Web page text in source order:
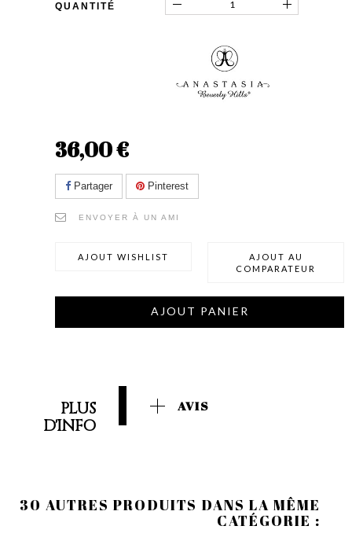
QUANTITÉ
36,00 €
Partager Pinterest
ENVOYER À UN AMI
AJOUT WISHLIST
AJOUT AU
COMPARATEUR
AJOUT PANIER
PLUS
D'INFO
AVIS
30 AUTRES PRODUITS DANS LA MÊME
CATÉGORIE :